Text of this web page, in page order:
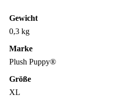
Gewicht
0,3 kg
Marke
Plush Puppy®
Größe
XL